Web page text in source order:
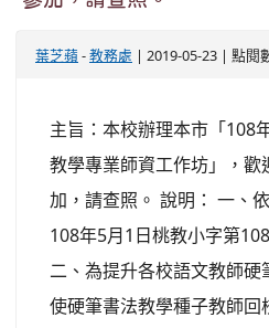
葉芝蘋 -教務處 | 2019-05-23 | 點閱
主旨：本校辦理本市「108
教學專業師資工作坊」，
加，請查照。 說明： 一、
108年5月1日桃教小字第
二、為提升各校語文教師硬
使硬筆書法教學種子教師